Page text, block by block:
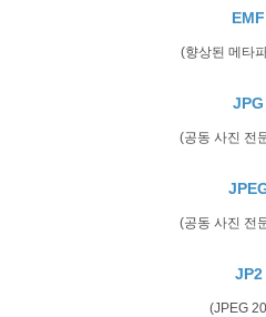
EMF
(향상된 메타
JPG
(공동 사진 전
(공동 사진 전
JP2
(JPEG